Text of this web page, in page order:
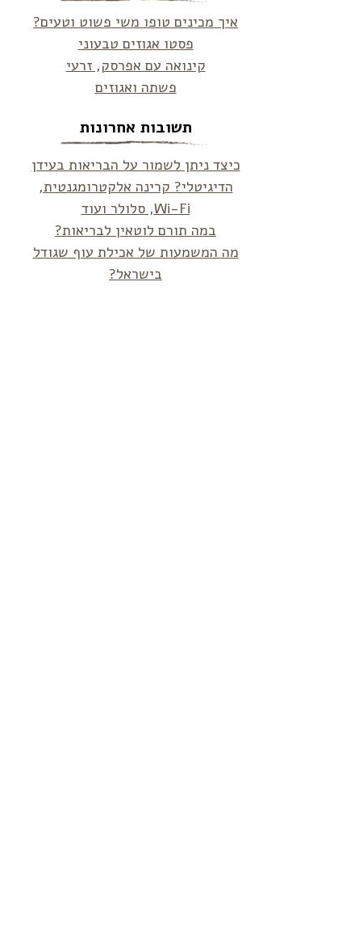
איך מכינים טופו משי פשוט וטעים?
פסטו אגוזים טבעוני
קינואה עם אפרסק, זרעי
פשתה ואגוזים
תשובות אחרונות
כיצד ניתן לשמור על הבריאות בעידן
הדיגיטלי? קרינה אלקטרומגנטית,
Wi-Fi, סלולר ועוד
במה תורם לוטאין לבריאות?
מה המשמעות של אכילת עוף שגודל
בישראל?